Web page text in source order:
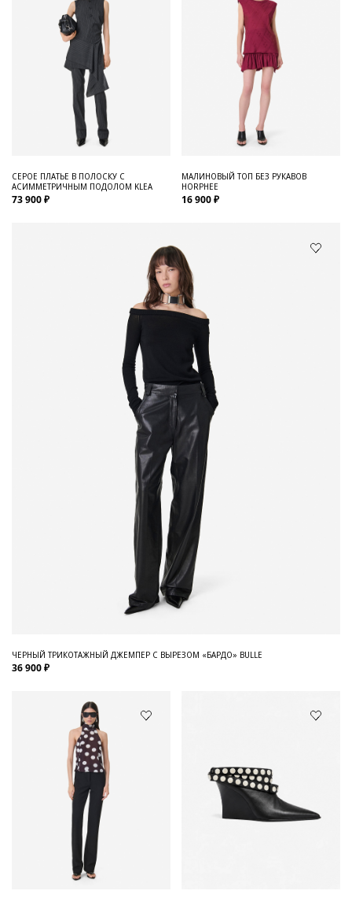
СЕРОЕ ПЛАТЬЕ В ПОЛОСКУ С
АСИММЕТРИЧНЫМ ПОДОЛОМ KLEA
73 900 ₽
МАЛИНОВЫЙ ТОП БЕЗ РУКАВОВ
HORPHEE
16 900 ₽
ЧЕРНЫЙ ТРИКОТАЖНЫЙ ДЖЕМПЕР С ВЫРЕЗОМ «БАРДО» BULLE
36 900 ₽